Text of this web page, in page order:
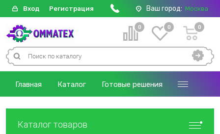
Вход Регистрация Ваш город: Москва
0 0 0
Главная Каталог Готовые решения
Каталог товаров